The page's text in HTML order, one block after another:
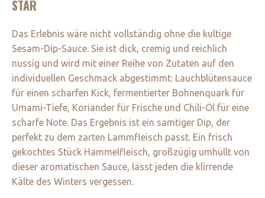
STAR
Das Erlebnis wäre nicht vollständig ohne die kultige
Sesam-Dip-Sauce. Sie ist dick, cremig und reichlich
nussig und wird mit einer Reihe von Zutaten auf den
individuellen Geschmack abgestimmt: Lauchblütensauce
für einen scharfen Kick, fermentierter Bohnenquark für
Umami-Tiefe, Koriander für Frische und Chili-Öl für eine
scharfe Note. Das Ergebnis ist ein samtiger Dip, der
perfekt zu dem zarten Lammfleisch passt. Ein frisch
gekochtes Stück Hammelfleisch, großzügig umhüllt von
dieser aromatischen Sauce, lässt jeden die klirrende
Kälte des Winters vergessen.